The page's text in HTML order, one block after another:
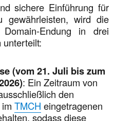
sichere Einführung für
gewährleisten, wird die
Endung in drei
unterteilt:
(vom 21. Juli bis zum
: Ein Zeitraum von
den
TMCH eingetragenen
sodass diese